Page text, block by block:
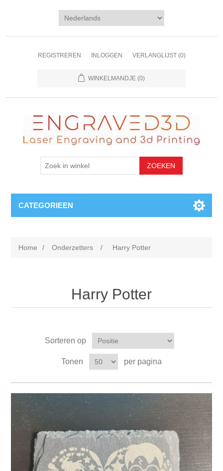
REGISTREREN INLOGGEN VERLANGLIJST (0)
WINKELMANDJE (0)
CATEGORIEEN
Home / Onderzetters / Harry Potter
Harry Potter
Sorteren op
Tonen per pagina